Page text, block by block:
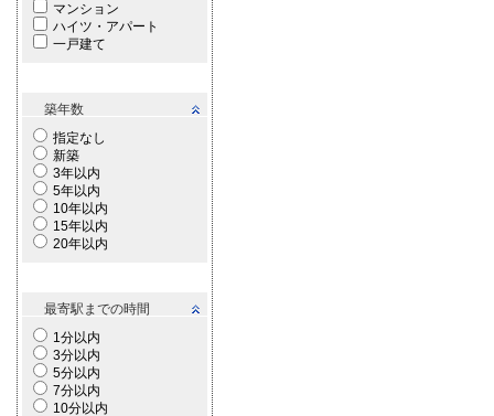
マンション
ハイツ・アパート
一戸建て
築年数
指定なし
新築
3年以内
5年以内
10年以内
15年以内
20年以内
最寄駅までの時間
1分以内
3分以内
5分以内
7分以内
10分以内